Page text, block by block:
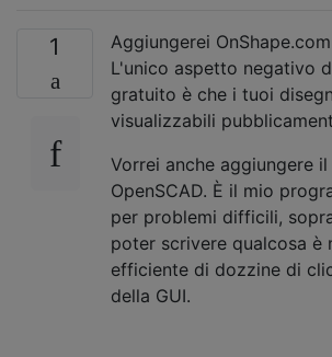
1
Aggiungerei
L'unico aspetto negativo
gratuito è che i tuoi
visualizzabili
Vorrei anche aggiungere
OpenSCAD. È il mio
per problemi difficili,
poter scrivere qualcosa è
efficiente di dozzine di
della GUI.